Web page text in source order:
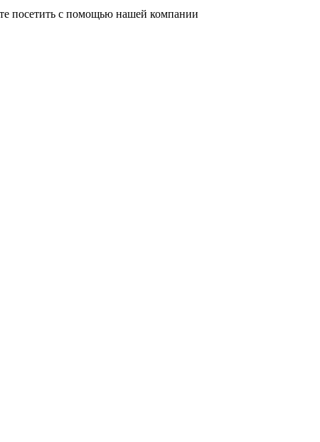
посетить с помощью нашей компании